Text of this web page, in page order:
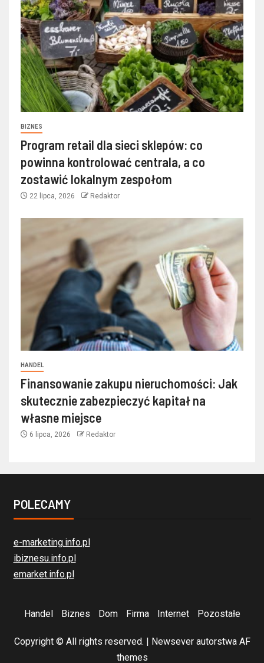
BIZNES
Program retail dla sieci sklepów: co
powinna kontrolować centrala, a co
zostawić lokalnym zespołom
22 lipca, 2026 Redaktor
HANDEL
Finansowanie zakupu nieruchomości: Jak
skutecznie zabezpieczyć kapitał na
własne miejsce
6 lipca, 2026 Redaktor
POLECAMY
e-marketing.info.pl
ibiznesu.info.pl
emarket.info.pl
Handel Biznes Dom Firma Internet Pozostałe
Copyright © All rights reserved. Newseverautorstwa AF
themes